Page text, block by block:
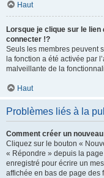
Haut
Lorsque je clique sur le lien
connecter !?
Seuls les membres peuvent
la fonction a été activée par
malveillante de la
Haut
Problèmes liés à la
Comment créer un
Cliquez sur le bouton «
« Répondre » depuis la page
enregistré pour écrire un
affichée en bas de page des